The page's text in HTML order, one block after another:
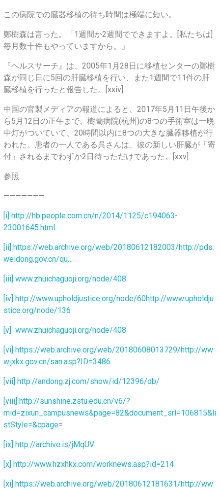
この病院での臓器移植の待ち時間は極端に短い。
鄭樹森は言った。「1週間か2週間でできますよ。[私たちは]
毎月数十件もやっていますから。」
『ヘルスサーチ』は、2005年1月28日に移植センターの鄭樹
森が同じ日に5回の肝臓移植を行い、また1週間で11件の肝
臓移植を行ったと報告した。[xxiv]
中国の官製メディアの報道によると、2017年5月11日午後か
ら5月12日の正午まで、樹蘭病院(杭州)の8つの手術室は一晩
中灯がついていて、20時間以内に8つの大きな臓器移植が行
われた。患者の一人である呉さんは、彼の新しい肝臓が「寄
付」されるまでわずか2日待っただけであった。[xxv]
参照
———————
[i] http://hb.people.com.cn/n/2014/1125/c194063-
23001645.html
[ii] https://web.archive.org/web/20180612182003/http://pds.
weidong.gov.cn/qu…
[iii] www.zhuichaguoji.org/node/408
[iv] http://www.upholdjustice.org/node/60http://www.upholdju
stice.org/node/136
[v] www.zhuichaguoji.org/node/408
[vi] https://web.archive.org/web/20180608013729/http://ww
w.jxkx.gov.cn/san.asp?ID=3486
[vii] http://andong.zj.com/show/id/12396/db/
[viii] http://sunshine.zstu.edu.cn/v6/?
mid=zixun_campusnews&page=82&document_srl=106815&li
stStyle=&cpage=
[ix] http://archive.is/jMqUV
[x] http://www.hzxhkx.com/worknews.asp?id=214
[xi] https://web.archive.org/web/20180612181631/http://ww